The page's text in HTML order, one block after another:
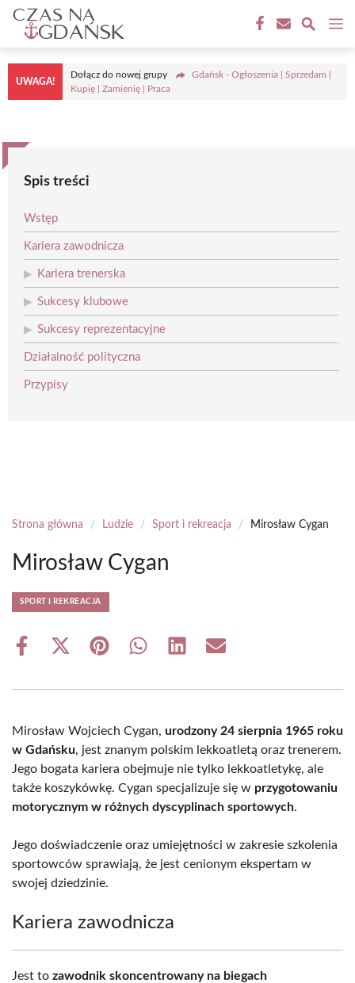
Przejdź
treści
UWAGA!
Dołącz do nowej grupy
Gdańsk - Ogłoszenia | Sprzedam |
Kupię | Zamienię | Praca
Spis treści
Wstęp
Kariera zawodnicza
Kariera trenerska
Sukcesy klubowe
Sukcesy reprezentacyjne
Działalność polityczna
Przypisy
Strona główna / Ludzie / Sport i rekreacja / Mirosław Cygan
Mirosław Cygan
SPORT I REKREACJA
Share
Share
(Twitter)
Share Share Share Share
Mirosław Wojciech Cygan, urodzony 24 sierpnia 1965 roku
w Gdańsku, jest znanym polskim lekkoatletą oraz trenerem.
Jego bogata kariera obejmuje nie tylko lekkoatletykę, ale
także koszykówkę. Cygan specjalizuje się w przygotowaniu
motorycznym w różnych dyscyplinach sportowych.
Jego doświadczenie oraz umiejętności w zakresie szkolenia
sportowców sprawiają, że jest cenionym ekspertam w
swojej dziedzinie.
Kariera zawodnicza
Jest to zawodnik skoncentrowany na biegach